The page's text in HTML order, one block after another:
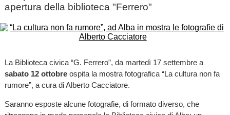
apertura della biblioteca "Ferrero"
La Biblioteca civica “G. Ferrero”, da martedì 17 settembre a
sabato 12 ottobre ospita la mostra fotografica “La cultura non fa
rumore”, a cura di Alberto Cacciatore.
Saranno esposte alcune fotografie, di formato diverso, che